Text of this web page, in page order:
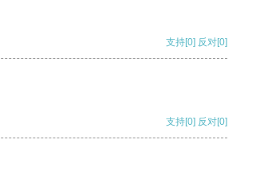
支持[0] 反对[0]
支持[0] 反对[0]